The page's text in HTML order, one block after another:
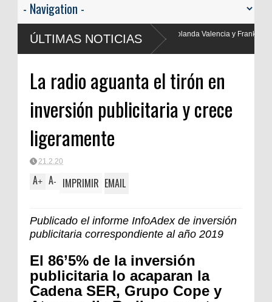
ÚLTIMAS NOTICIAS
Valencia y Frank Blanco regresan a
La radio aguanta el tirón en
inversión publicitaria y crece
ligeramente
21.2.20
A+ A- IMPRIMIR EMAIL
Publicado el informe InfoAdex de inversión
publicitaria correspondiente al año 2019
El 86’5% de la inversión
publicitaria lo acaparan la
Cadena SER, Grupo Cope y